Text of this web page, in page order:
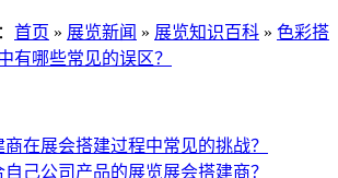
首页 » 展览新闻 » 展览知识百科 » 色彩搭
有哪些常见的误区？
在展会搭建过程中常见的挑战？
己公司产品的展览展会搭建商？